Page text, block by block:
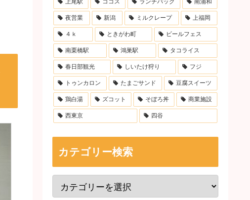
上尾駅 ココス ランチパック 南浦和
夜営業 新潟 ミルクレープ 上福岡
４ｋ ときがわ町 ビールフェス
南栗橋駅 鴻巣駅 タコライス
春日部観光 しいたけ狩り フジ
トゥンカロン たまごサンド 豆腐スイーツ
鶏白湯 ズコット そぼろ丼 商業施設
西東京 四谷
カテゴリー検索